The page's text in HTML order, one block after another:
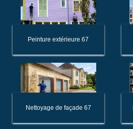
Peinture extérieure 67
Nettoyage de façade 67